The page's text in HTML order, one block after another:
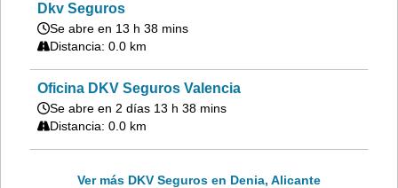
Dkv Seguros
Se abre en 13 h 38 mins
Distancia: 0.0 km
Oficina DKV Seguros Valencia
Se abre en 2 días 13 h 38 mins
Distancia: 0.0 km
Ver más DKV Seguros en Denia, Alicante